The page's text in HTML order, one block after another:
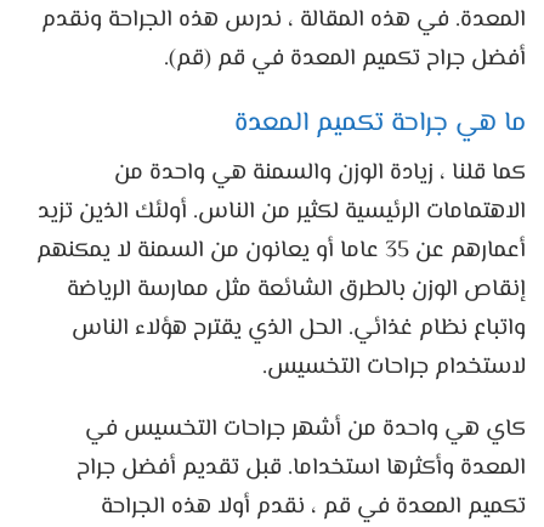
المعدة. في هذه المقالة ، ندرس هذه الجراحة ونقدم
أفضل جراح تكميم المعدة في قم (قم).
ما هي جراحة تكميم المعدة
كما قلنا ، زيادة الوزن والسمنة هي واحدة من
الاهتمامات الرئيسية لكثير من الناس. أولئك الذين تزيد
أعمارهم عن 35 عاما أو يعانون من السمنة لا يمكنهم
إنقاص الوزن بالطرق الشائعة مثل ممارسة الرياضة
واتباع نظام غذائي. الحل الذي يقترح هؤلاء الناس
لاستخدام جراحات التخسيس.
كاي هي واحدة من أشهر جراحات التخسيس في
المعدة وأكثرها استخداما. قبل تقديم أفضل جراح
تكميم المعدة في قم ، نقدم أولا هذه الجراحة